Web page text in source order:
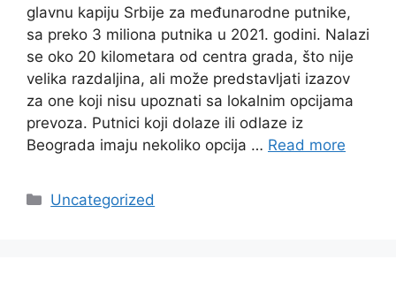
glavnu kapiju Srbije za međunarodne putnike,
sa preko 3 miliona putnika u 2021. godini. Nalazi
se oko 20 kilometara od centra grada, što nije
velika razdaljina, ali može predstavljati izazov
za one koji nisu upoznati sa lokalnim opcijama
prevoza. Putnici koji dolaze ili odlaze iz
Beograda imaju nekoliko opcija … Read more
Categories
Uncategorized